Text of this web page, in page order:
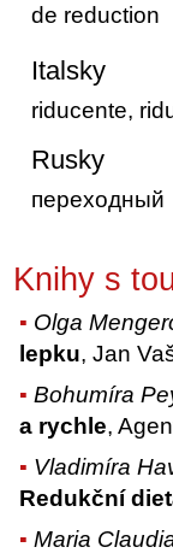
de reduction
Italsky
riducente,
Rusky
переходный
Knihy s
Olga
lepku, Jan
Bohumíra
a rychle,
Vladimíra
Redukční
Maria